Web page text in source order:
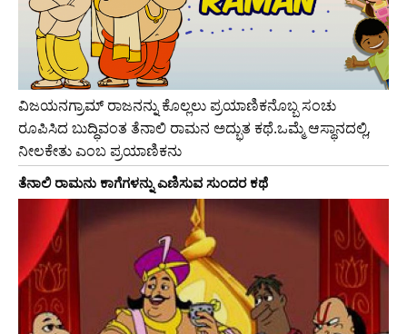
ವಿಜಯನಗ್ರಾಮ್ ರಾಜನನ್ನು ಕೊಲ್ಲಲು ಪ್ರಯಾಣಿಕನೊಬ್ಬ ಸಂಚು
ರೂಪಿಸಿದ ಬುದ್ಧಿವಂತ ತೆನಾಲಿ ರಾಮನ ಅದ್ಭುತ ಕಥೆ.ಒಮ್ಮೆ ಆಸ್ಥಾನದಲ್ಲಿ,
ನೀಲಕೇತು ಎಂಬ ಪ್ರಯಾಣಿಕನು
ತೆನಾಲಿ ರಾಮನು ಕಾಗೆಗಳನ್ನು ಎಣಿಸುವ ಸುಂದರ ಕಥೆ